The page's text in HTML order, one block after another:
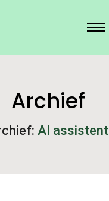
Archief
AI assistent